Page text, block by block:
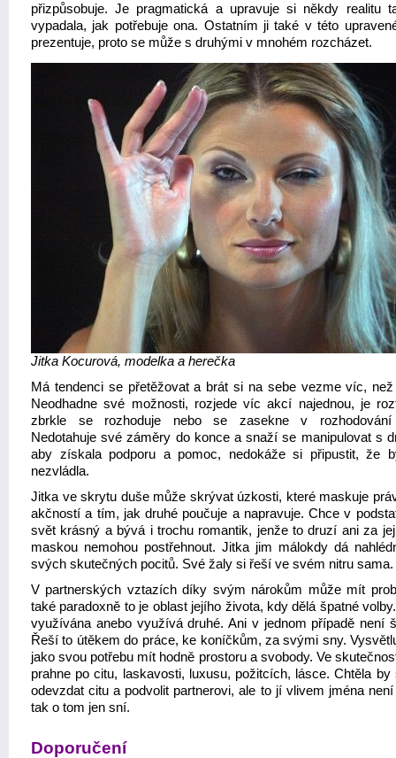
přizpůsobuje. Je pragmatická a upravuje si někdy realitu
vypadala, jak potřebuje ona. Ostatním ji také v této
prezentuje, proto se může s druhými v mnohém rozcházet.
Jitka Kocurová, modelka a herečka
Má tendenci se přetěžovat a brát si na sebe vezme víc, než
Neodhadne své možnosti, rozjede víc akcí najednou, je
zbrkle se rozhoduje nebo se zasekne v rozhodování
Nedotahuje své záměry do konce a snaží se manipulovat s
aby získala podporu a pomoc, nedokáže si připustit, že
nezvládla.
Jitka ve skrytu duše může skrývat úzkosti, které maskuje
akčností a tím, jak druhé poučuje a napravuje. Chce v
svět krásný a bývá i trochu romantik, jenže to druzí ani za
maskou nemohou postřehnout. Jitka jim málokdy dá
svých skutečných pocitů. Své žaly si řeší ve svém nitru sama.
V partnerských vztazích díky svým nárokům může mít
také paradoxně to je oblast jejího života, kdy dělá špatné
využívána anebo využívá druhé. Ani v jednom případě není
Řeší to útěkem do práce, ke koníčkům, za svými sny.
jako svou potřebu mít hodně prostoru a svobody. Ve
prahne po citu, laskavosti, luxusu, požitcích, lásce. Chtěla by
odevzdat citu a podvolit partnerovi, ale to jí vlivem jména
tak o tom jen sní.
Doporučení